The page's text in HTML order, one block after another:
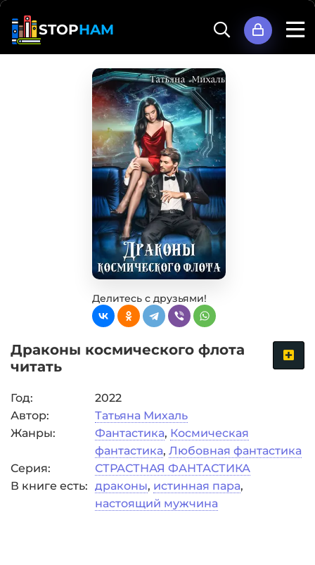
STOPHAM
Делитесь с друзьями!
Драконы космического флота
читать
Год:
2022
Автор:
Татьяна Михаль
Жанры:
Фантастика, Космическая
фантастика, Любовная фантастика
Серия:
СТРАСТНАЯ ФАНТАСТИКА
В книге есть: драконы, истинная пара,
настоящий мужчина